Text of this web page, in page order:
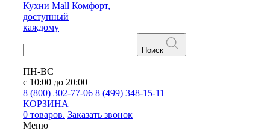
Кухни Mall Комфорт,
доступный
каждому
Поиск
ПН-ВС
с 10:00 до 20:00
8 (800) 302-77-06 8 (499) 348-15-11
КОРЗИНА
0 товаров. Заказать звонок
Меню